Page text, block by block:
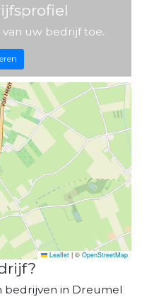
uw bedrijf toe.
Leaflet | © OpenStreetMap
bedrijven in Dreumel